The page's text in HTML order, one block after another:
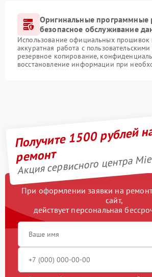
Оригинальные программные
безопасное обслуживание
Использование официальных прошивок
аккуратная работа с
резервное копирование,
восстановление информации при
Получите 1500 рублей
ремонт
Акция сервисного центра
При оформлении заявки на
сайт,
действует персональная